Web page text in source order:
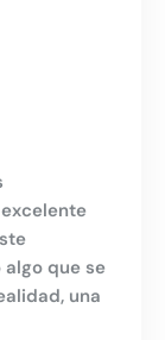
que se
una